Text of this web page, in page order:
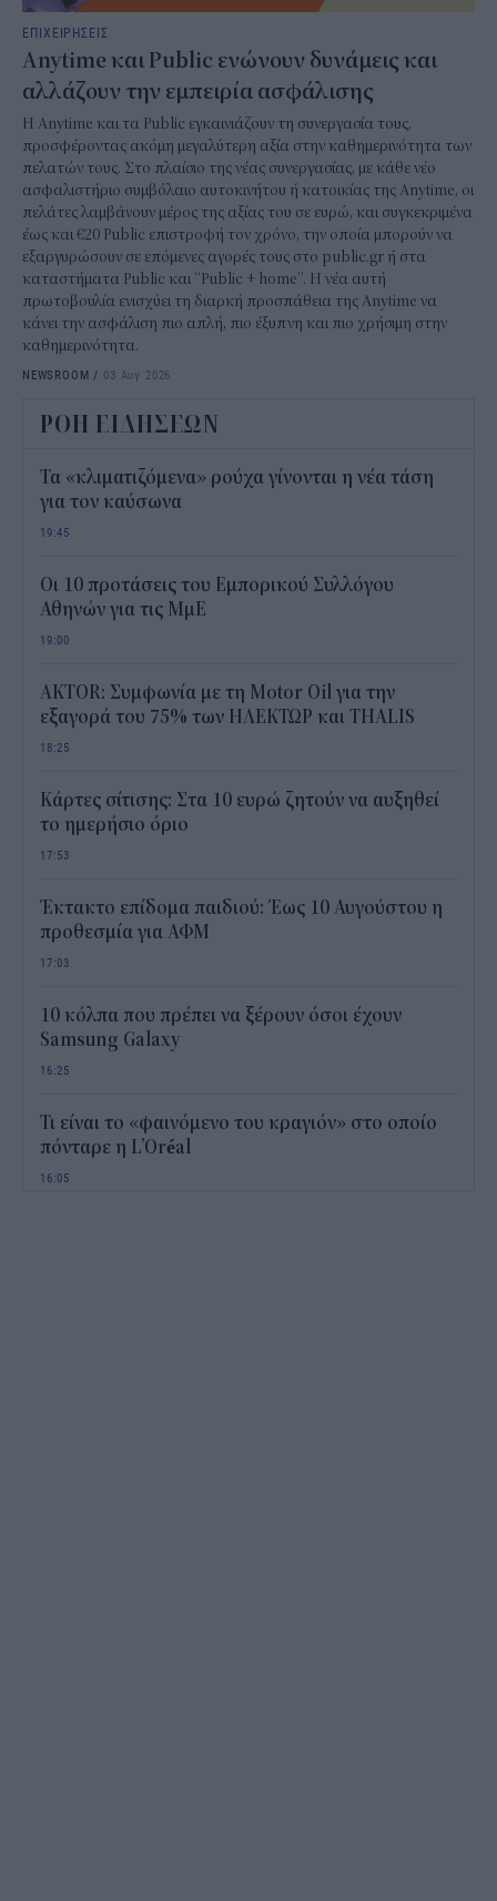
ΕΠΙΧΕΙΡΗΣΕΙΣ
Anytime και Public ενώνουν δυνάμεις και
αλλάζουν την εμπειρία ασφάλισης
Η Anytime και τα Public εγκαινιάζουν τη συνεργασία τους,
προσφέροντας ακόμη μεγαλύτερη αξία στην καθημερινότητα των
πελατών τους. Στο πλαίσιο της νέας συνεργασίας, με κάθε νέο
ασφαλιστήριο συμβόλαιο αυτοκινήτου ή κατοικίας της Anytime, οι
πελάτες λαμβάνουν μέρος της αξίας του σε ευρώ, και συγκεκριμένα
έως και €20 Public επιστροφή τον χρόνο, την οποία μπορούν να
εξαργυρώσουν σε επόμενες αγορές τους στο public.gr ή στα
καταστήματα Public και “Public + home”. Η νέα αυτή
πρωτοβουλία ενισχύει τη διαρκή προσπάθεια της Anytime να
κάνει την ασφάλιση πιο απλή, πιο έξυπνη και πιο χρήσιμη στην
καθημερινότητα.
NEWSROOM / 03 Αυγ 2026
ΡΟΗ ΕΙΔΗΣΕΩΝ
Τα «κλιματιζόμενα» ρούχα γίνονται η νέα τάση
για τον καύσωνα
19:45
Οι 10 προτάσεις του Εμπορικού Συλλόγου
Αθηνών για τις ΜμΕ
19:00
AKTOR: Συμφωνία με τη Motor Oil για την
εξαγορά του 75% των ΗΛΕΚΤΩΡ και THALIS
18:25
Κάρτες σίτισης: Στα 10 ευρώ ζητούν να αυξηθεί
το ημερήσιο όριο
17:53
Έκτακτο επίδομα παιδιού: Έως 10 Αυγούστου η
προθεσμία για ΑΦΜ
17:03
10 κόλπα που πρέπει να ξέρουν όσοι έχουν
Samsung Galaxy
16:25
Τι είναι το «φαινόμενο του κραγιόν» στο οποίο
πόνταρε η L’Oréal
16:05